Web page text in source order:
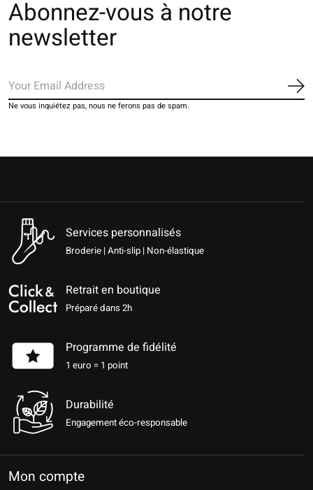
Abonnez-vous à notre
newsletter
Ne vous inquiétez pas, nous ne ferons pas de spam.
Services personnalisés
Broderie | Anti-slip | Non-élastique
Retrait en boutique
Préparé dans 2h
Programme de fidélité
1 euro = 1 point
Durabilité
Engagement éco-responsable
Mon compte